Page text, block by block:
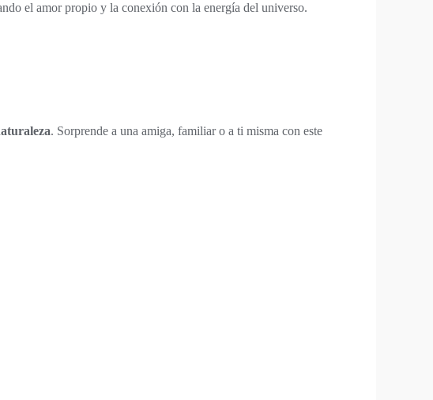
el amor propio y la conexión con la energía del universo.
. Sorprende a una amiga, familiar o a ti misma con este